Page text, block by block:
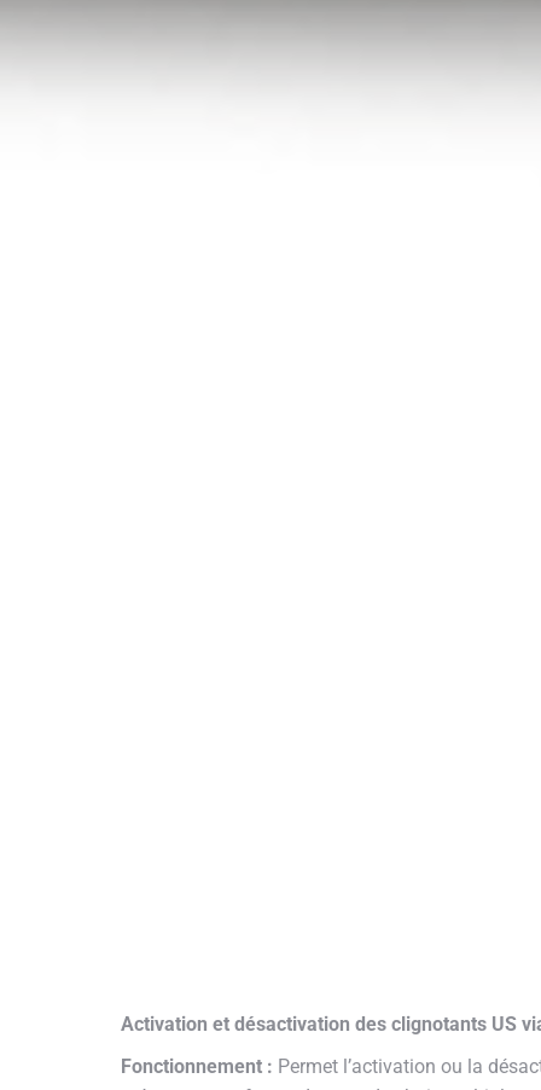
Activation et désactivation des clignotants US
Fonctionnement : Permet l’activation ou la